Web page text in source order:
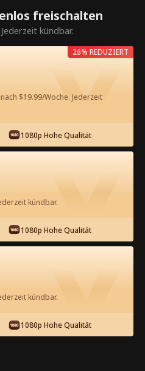
um
entsperren
der App ansehen
Hähnchen,
Kompletter Film
81 82 83
freischalten
kündbar.
$19.99/Woche. Jederzeit
1080p Hohe Qualität
26% REDUZIERT
kündbar.
1080p Hohe Qualität
kündbar.
1080p Hohe Qualität